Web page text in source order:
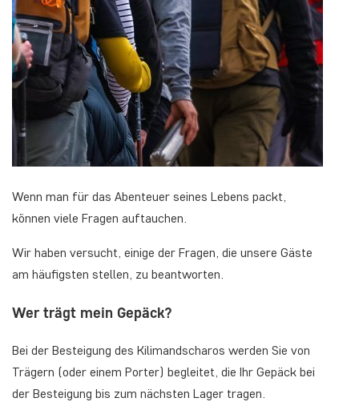
Wenn man für das Abenteuer seines Lebens packt,
können viele Fragen auftauchen.
Wir haben versucht, einige der Fragen, die unsere Gäste
am häufigsten stellen, zu beantworten.
Wer trägt mein Gepäck?
Bei der Besteigung des Kilimandscharos werden Sie von
Trägern (oder einem Porter) begleitet, die Ihr Gepäck bei
der Besteigung bis zum nächsten Lager tragen.